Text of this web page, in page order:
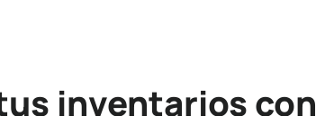
inventarios con